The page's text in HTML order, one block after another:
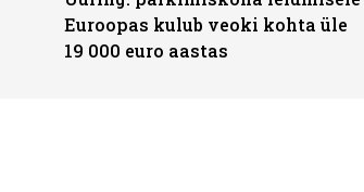
Euroopas kulub veoki kohta üle
19 000 euro aastas